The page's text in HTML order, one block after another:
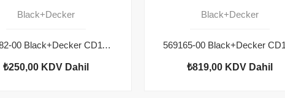
Black+Decker
569182-00 Black+Decker CD115 Bağlantı Kolu
₺250,00 KDV Dahil
Black+Decker
₺819,00 KDV Dahil